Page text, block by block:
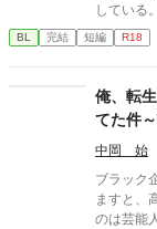
している
にキラキ
らっと読
BL 完結 短編 R18
俺、転
てた件
ド
中岡 始
ブラック
ますと、高校
のは芸能人レベル